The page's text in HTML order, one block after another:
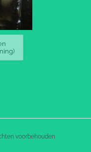
voorbehouden